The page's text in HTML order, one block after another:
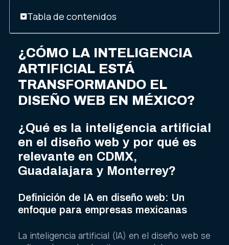
Tabla de contenidos
¿CÓMO LA INTELIGENCIA
ARTIFICIAL ESTÁ
TRANSFORMANDO EL
DISEÑO WEB EN MÉXICO?
¿Qué es la inteligencia artificial
en el diseño web y por qué es
relevante en CDMX,
Guadalajara y Monterrey?
Definición de IA en diseño web: Un
enfoque para empresas mexicanas
La inteligencia artificial (IA) en el diseño web se